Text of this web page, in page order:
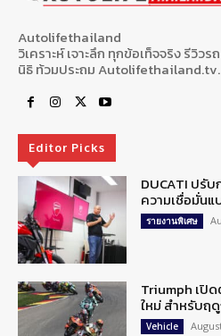
Autolifethailand
วิเคราะห์ เจาะลึก ทุกข้อเท็จจริง รีวิ
นิธิ ท้วมประถม Autolifethailand.tv.
Editor Picks
DUCATI ปรั
ความเชื่อมั่น
รายงานพิเศษ
Triumph เปิ
ใหม่ สำหรับฤ
Vehicle